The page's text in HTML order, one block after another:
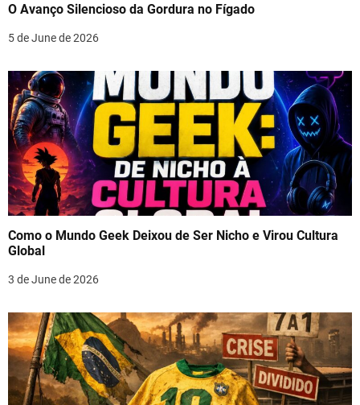
O Avanço Silencioso da Gordura no Fígado
5 de June de 2026
Como o Mundo Geek Deixou de Ser Nicho e Virou Cultura
Global
3 de June de 2026